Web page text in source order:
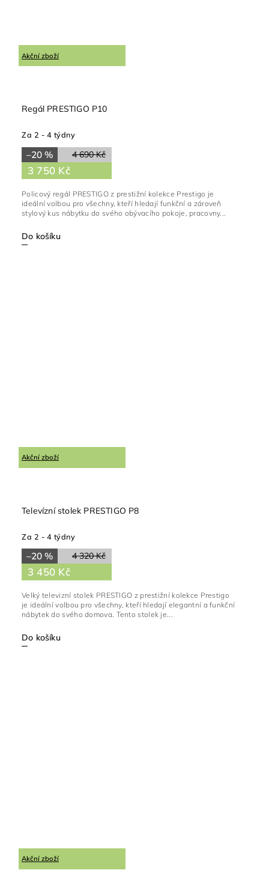
Akční zboží
Regál PRESTIGO P10
Za 2 - 4 týdny
4 690 Kč
–20 %
3 750 Kč
Do košíku
Policový regál PRESTIGO z prestižní kolekce Prestigo je
ideální volbou pro všechny, kteří hledají funkční a zároveň
stylový kus nábytku do svého obývacího pokoje, pracovny...
Akční zboží
Televízní stolek PRESTIGO P8
Za 2 - 4 týdny
4 320 Kč
–20 %
3 450 Kč
Do košíku
Velký televizní stolek PRESTIGO z prestižní kolekce Prestigo
je ideální volbou pro všechny, kteří hledají elegantní a funkční
nábytek do svého domova. Tento stolek je...
Akční zboží